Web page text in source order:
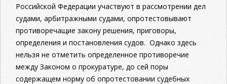
Российской Федерации участвуют в рассмотрении дел
судами, арбитражными судами, опротестовывают
противоречащие закону решения, приговоры,
определения и постановления судов. Однако здесь
нельзя не отметить определенное противоречие
между Законом о прокуратуре, до сей поры
содержащем норму об опротестовании судебных